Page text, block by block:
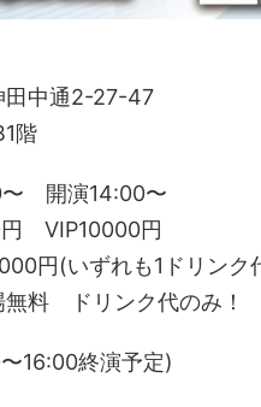
田中通2-27-47
階
〜 開演14:00〜
VIP10000円
円(いずれも1ドリンク
無料 ドリンク代のみ！
16:00終演予定)